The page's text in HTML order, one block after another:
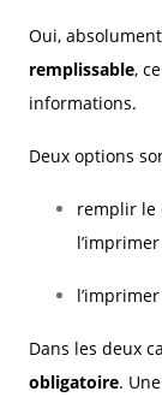
Oui,
remplissable,
informations.
Deux options
remplir le
l’imprimer
Dans les deux
obligatoire.